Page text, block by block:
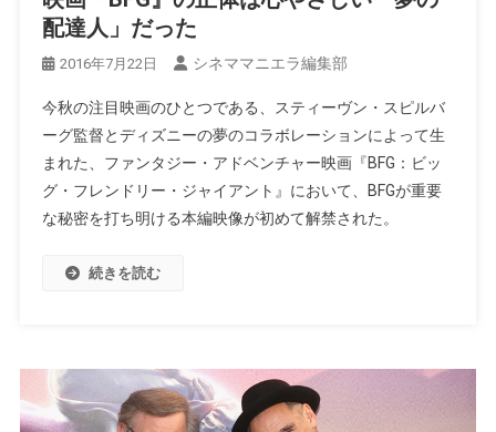
配達人」だった
2016年7月22日 シネママニエラ編集部
今秋の注目映画のひとつである、スティーヴン・スピルバ
ーグ監督とディズニーの夢のコラボレーションによって生
まれた、ファンタジー・アドベンチャー映画『BFG：ビッ
グ・フレンドリー・ジャイアント』において、BFGが重要
な秘密を打ち明ける本編映像が初めて解禁された。
続きを読む